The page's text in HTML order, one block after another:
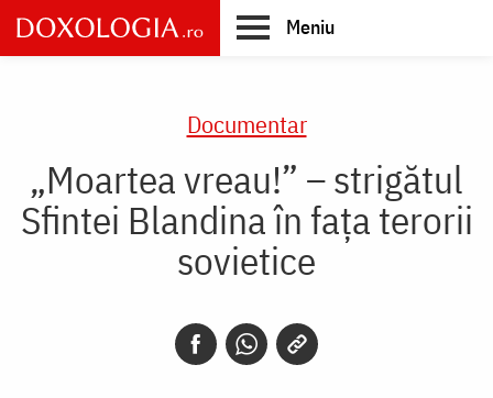
Skip
to
main
Meniu
Documentar
„Moartea vreau!” – strigătul
Sfintei Blandina în faţa terorii
sovietice